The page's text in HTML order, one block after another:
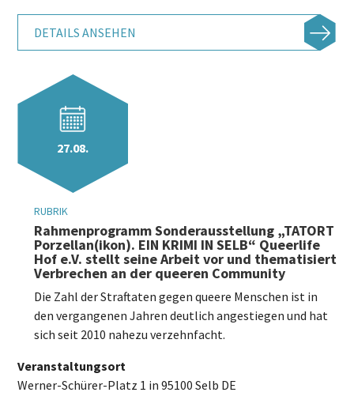
DETAILS ANSEHEN
27.08.
RUBRIK
Rahmenprogramm Sonderausstellung „TATORT
Porzellan(ikon). EIN KRIMI IN SELB“ Queerlife
Hof e.V. stellt seine Arbeit vor und thematisiert
Verbrechen an der queeren Community
Die Zahl der Straftaten gegen queere Menschen ist in
den vergangenen Jahren deutlich angestiegen und hat
sich seit 2010 nahezu verzehnfacht.
Veranstaltungsort
Werner-Schürer-Platz 1 in 95100 Selb DE